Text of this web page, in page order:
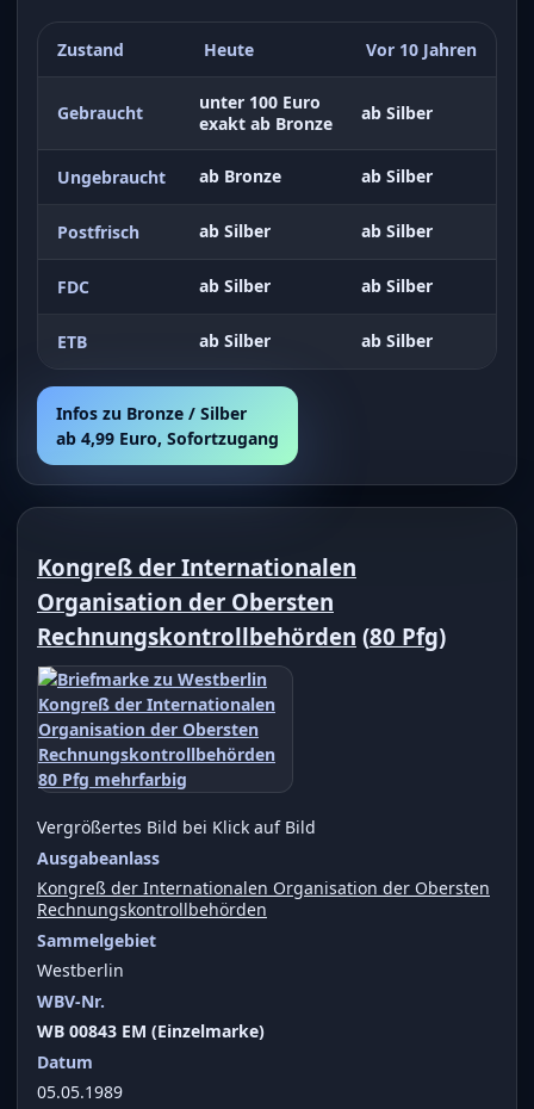
Zustand Heute Vor 10 Jahren
Gebraucht
unter 100 Euro
exakt ab Bronze
ab Silber
Ungebraucht ab Bronze ab Silber
Postfrisch ab Silber ab Silber
FDC ab Silber ab Silber
ETB ab Silber ab Silber
Infos zu Bronze / Silber
ab 4,99 Euro, Sofortzugang
Kongreß der Internationalen
Organisation der Obersten
Rechnungskontrollbehörden (80 Pfg)
Vergrößertes Bild bei Klick auf Bild
Ausgabeanlass
Kongreß der Internationalen Organisation der Obersten
Rechnungskontrollbehörden
Sammelgebiet
Westberlin
WBV-Nr.
WB 00843 EM (Einzelmarke)
Datum
05.05.1989